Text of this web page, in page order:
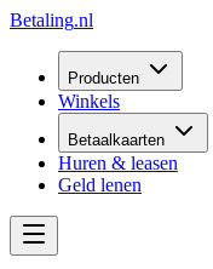
Betaling.nl
Producten
Winkels
Betaalkaarten
Huren & leasen
Geld lenen